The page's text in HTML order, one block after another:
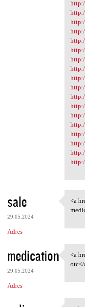
sale
29.05.2024
Adres
<a
<a
medication
29.05.2024
Adres
<a
<a
otc</